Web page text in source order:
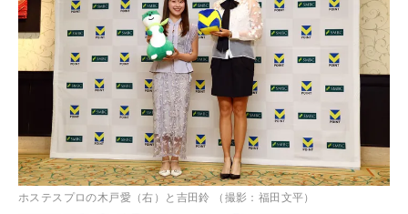
ホステスプロの木戸愛（右）と吉田鈴 （撮影：福田文平）